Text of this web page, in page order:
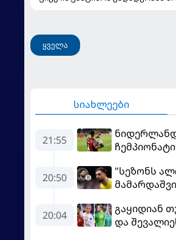
ყველა
სიახლეები
21:55
MVP გახდა
20:50
"სეზონს
მოთმინება
რომელსაც
20:04
გაყიდიან
და